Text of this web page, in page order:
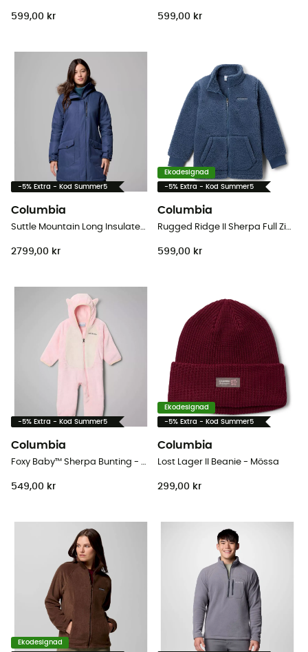
599,00 kr 599,00 kr
-5% Extra - Kod Summer5
Columbia
Suttle Mountain Long Insulated Jacket - Parka - Dam
2799,00 kr
Ekodesignad
-5% Extra - Kod Summer5
Columbia
Rugged Ridge II Sherpa Full Zip - Fleecetröjor - Børn
599,00 kr
-5% Extra - Kod Summer5
Columbia
Foxy Baby™ Sherpa Bunting - Overall
549,00 kr
Ekodesignad
-5% Extra - Kod Summer5
Columbia
Lost Lager II Beanie - Mössa
299,00 kr
Ekodesignad